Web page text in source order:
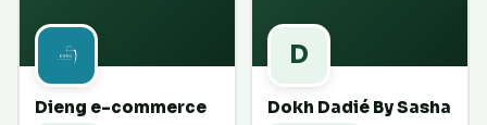
Dieng e-commerce
D
Dokh Dadié By Sasha